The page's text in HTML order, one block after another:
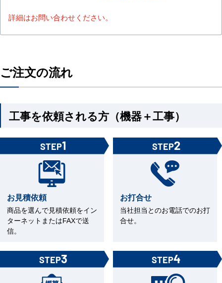
詳細はお問い合わせください。
ご注文の流れ
工事を依頼される方（機器＋工事）
STEP1
お見積依頼
商品を選んで見積依頼をイン
ターネットまたはFAXで送
信。
STEP2
お打合せ
当社担当とのお電話でのお打
合せ。
STEP3 STEP4